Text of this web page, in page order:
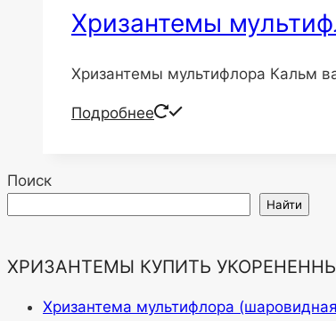
Хризантемы
Хризантемы мультифлора Кальм
Подробнее
Поиск
Найти
ХРИЗАНТЕМЫ КУПИТЬ
Хризантема мультифлора